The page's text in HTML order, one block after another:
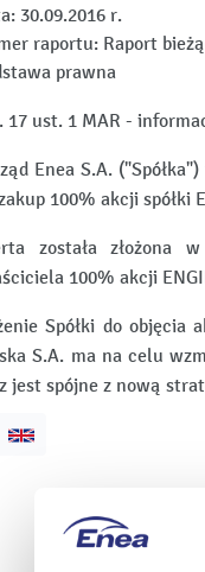
30.09.2016 r.
raportu: Raport
prawna
17 ust. 1 MAR -
Enea S.A.
100% akcji spółki
została złożona
100% akcji
Spółki do objęcia
S.A. ma na celu
jest spójne z nową